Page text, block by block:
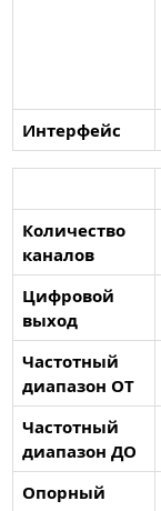
Интерфейс
Количество
каналов
Цифровой
выход
Частотный
диапазон ОТ
Частотный
диапазон ДО
Опорный